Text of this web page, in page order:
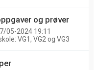
og prøver
05-2024 19:11
VG1, VG2 og VG3